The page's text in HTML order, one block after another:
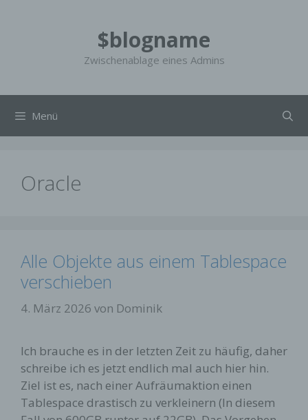
$blogname
Zwischenablage eines Admins
Menü
Oracle
Alle Objekte aus einem Tablespace
verschieben
4. März 2026 von Dominik
Ich brauche es in der letzten Zeit zu häufig, daher
schreibe ich es jetzt endlich mal auch hier hin.
Ziel ist es, nach einer Aufräumaktion einen
Tablespace drastisch zu verkleinern (In diesem